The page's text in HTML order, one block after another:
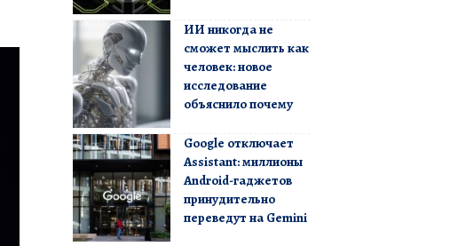
ИИ никогда не
сможет мыслить как
человек: новое
исследование
объяснило почему
Google отключает
Assistant: миллионы
Android-гаджетов
принудительно
переведут на Gemini